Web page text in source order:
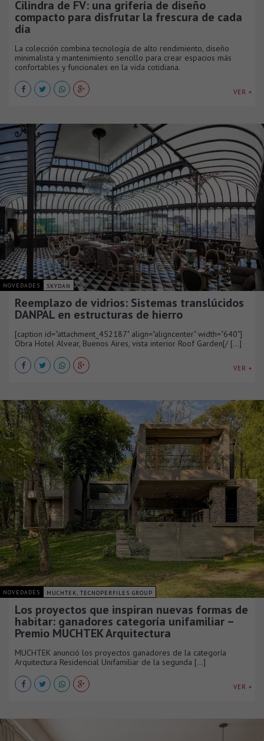
Cilindra de FV: una grifería de diseño
compacto para disfrutar la frescura de cada
día
La colección combina tecnología de alto rendimiento, diseño
minimalista y mantenimiento sencillo para crear espacios más
confortables y funcionales en la vida cotidiana.
VER +
NOVEDADES SKYDAN
Reemplazo de vidrios: Sistemas translúcidos
DANPAL en estructuras de hierro
[caption id="attachment_452187" align="aligncenter" width="640"]
Obra Hotel Alvear, Buenos Aires, vista interior Roof Garden[/ [...]
VER +
NOVEDADES MUCHTEK, TECNOPERFILES GROUP
Los proyectos que inspiran nuevas formas de
habitar: ganadores categoría unifamiliar –
Premio MUCHTEK Arquitectura
MUCHTEK anunció los proyectos ganadores de la categoría
Arquitectura Residencial Unifamiliar de la segunda [...]
VER +